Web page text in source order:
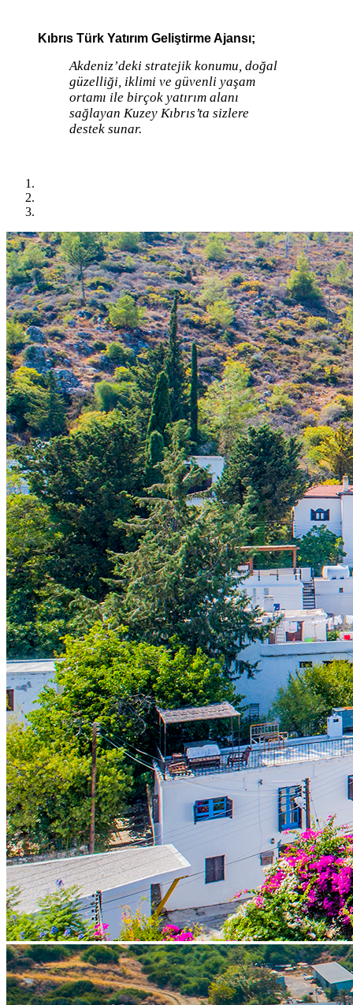
Kıbrıs Türk Yatırım Geliştirme Ajansı;
Akdeniz’deki stratejik konumu, doğal
güzelliği, iklimi ve güvenli yaşam
ortamı ile birçok yatırım alanı
sağlayan Kuzey Kıbrıs’ta sizlere
destek sunar.